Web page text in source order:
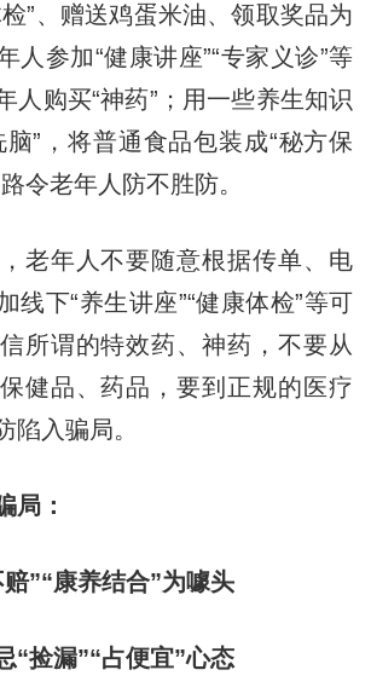
、赠送鸡蛋米油、领取奖品为
人参加“健康讲座”“专家义诊”等
人购买“神药”；用一些养生知识
脑”，将普通食品包装成“秘方保
令老年人防不胜防。
年人不要随意根据传单、电
线下“养生讲座”“健康体检”等可
所谓的特效药、神药，不要从
健品、药品，要到正规的医疗
陷入骗局。
局：
康养结合”为噱头
漏”“占便宜”心态